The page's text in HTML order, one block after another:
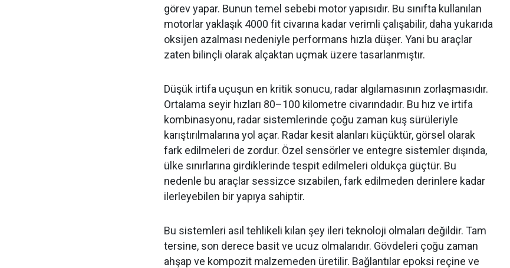
görev yapar. Bunun temel sebebi motor yapısıdır. Bu sınıfta kullanılan
motorlar yaklaşık 4000 fit civarına kadar verimli çalışabilir, daha yukarıda
oksijen azalması nedeniyle performans hızla düşer. Yani bu araçlar
zaten bilinçli olarak alçaktan uçmak üzere tasarlanmıştır.
Düşük irtifa uçuşun en kritik sonucu, radar algılamasının zorlaşmasıdır.
Ortalama seyir hızları 80–100 kilometre civarındadır. Bu hız ve irtifa
kombinasyonu, radar sistemlerinde çoğu zaman kuş sürüleriyle
karıştırılmalarına yol açar. Radar kesit alanları küçüktür, görsel olarak
fark edilmeleri de zordur. Özel sensörler ve entegre sistemler dışında,
ülke sınırlarına girdiklerinde tespit edilmeleri oldukça güçtür. Bu
nedenle bu araçlar sessizce sızabilen, fark edilmeden derinlere kadar
ilerleyebilen bir yapıya sahiptir.
Bu sistemleri asıl tehlikeli kılan şey ileri teknoloji olmaları değildir. Tam
tersine, son derece basit ve ucuz olmalarıdır. Gövdeleri çoğu zaman
ahşap ve kompozit malzemeden üretilir. Bağlantılar epoksi reçine ve